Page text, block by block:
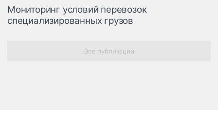
Мониторинг условий перевозок
специализированных грузов
Все публикации